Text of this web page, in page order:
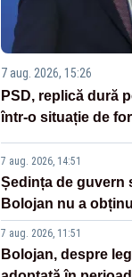
7 aug. 2026, 15:26
PSD, replică dură
într-o situație de
7 aug. 2026, 14:51
Ședința de guvern
Bolojan nu a
7 aug. 2026, 11:51
Bolojan, despre